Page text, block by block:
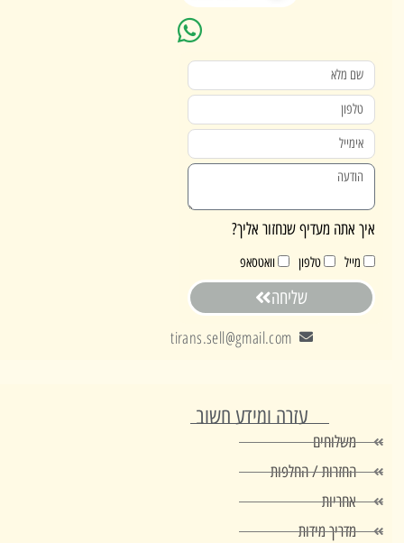
מעדיף שנחזור אליך?
טלפון וואטסאפ
tirans.sell@gmail.com
עזרה ומידע חשוב
משלוחים
החזרות / החלפות
אחריות
מדריך מידות